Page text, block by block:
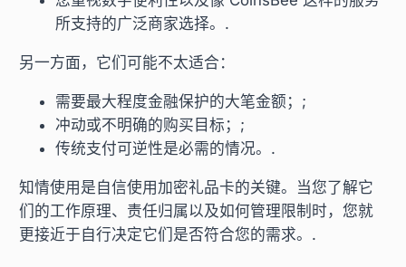
所支持的广泛商家选择。.
另一方面，它们可能不太适合：
需要最大程度金融保护的大笔金额；;
冲动或不明确的购买目标；;
传统支付可逆性是必需的情况。.
知情使用是自信使用加密礼品卡的关键。当您了解它
们的工作原理、责任归属以及如何管理限制时，您就
更接近于自行决定它们是否符合您的需求。.